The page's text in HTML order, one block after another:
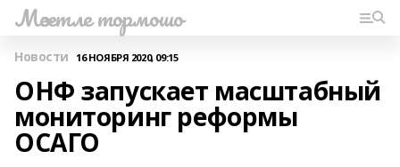
Мәсетле тормошо
Новости 16 НОЯБРЯ 2020, 09:15
ОНФ запускает масштабный
мониторинг реформы
ОСАГО